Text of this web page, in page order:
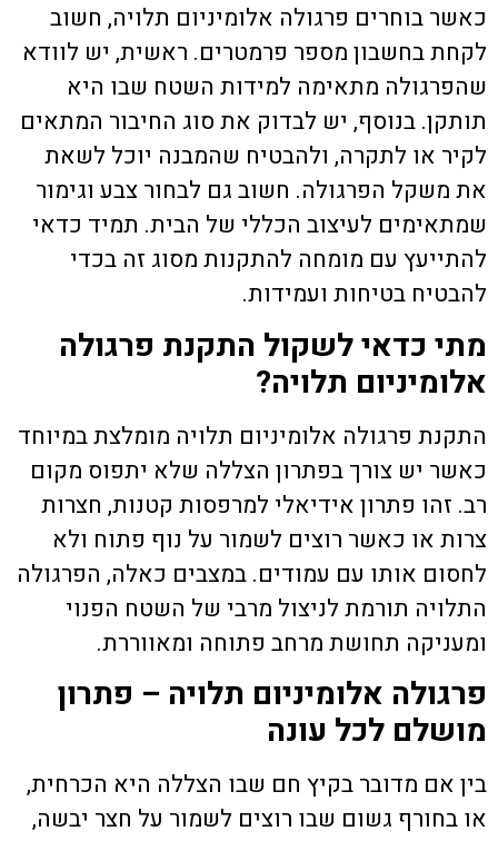
כאשר בוחרים פרגולה אלומיניום תלויה, חשוב
לקחת בחשבון מספר פרמטרים. ראשית, יש לוודא
שהפרגולה מתאימה למידות השטח שבו היא
תותקן. בנוסף, יש לבדוק את סוג החיבור המתאים
לקיר או לתקרה, ולהבטיח שהמבנה יוכל לשאת
את משקל הפרגולה. חשוב גם לבחור צבע וגימור
שמתאימים לעיצוב הכללי של הבית. תמיד כדאי
להתייעץ עם מומחה להתקנות מסוג זה בכדי
להבטיח בטיחות ועמידות.
מתי כדאי לשקול התקנת פרגולה
אלומיניום תלויה?
התקנת פרגולה אלומיניום תלויה מומלצת במיוחד
כאשר יש צורך בפתרון הצללה שלא יתפוס מקום
רב. זהו פתרון אידיאלי למרפסות קטנות, חצרות
צרות או כאשר רוצים לשמור על נוף פתוח ולא
לחסום אותו עם עמודים. במצבים כאלה, הפרגולה
התלויה תורמת לניצול מרבי של השטח הפנוי
ומעניקה תחושת מרחב פתוחה ומאווררת.
פרגולה אלומיניום תלויה – פתרון
מושלם לכל עונה
בין אם מדובר בקיץ חם שבו הצללה היא הכרחית,
או בחורף גשום שבו רוצים לשמור על חצר יבשה,